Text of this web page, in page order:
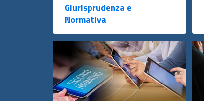
Giurisprudenza e
Normativa